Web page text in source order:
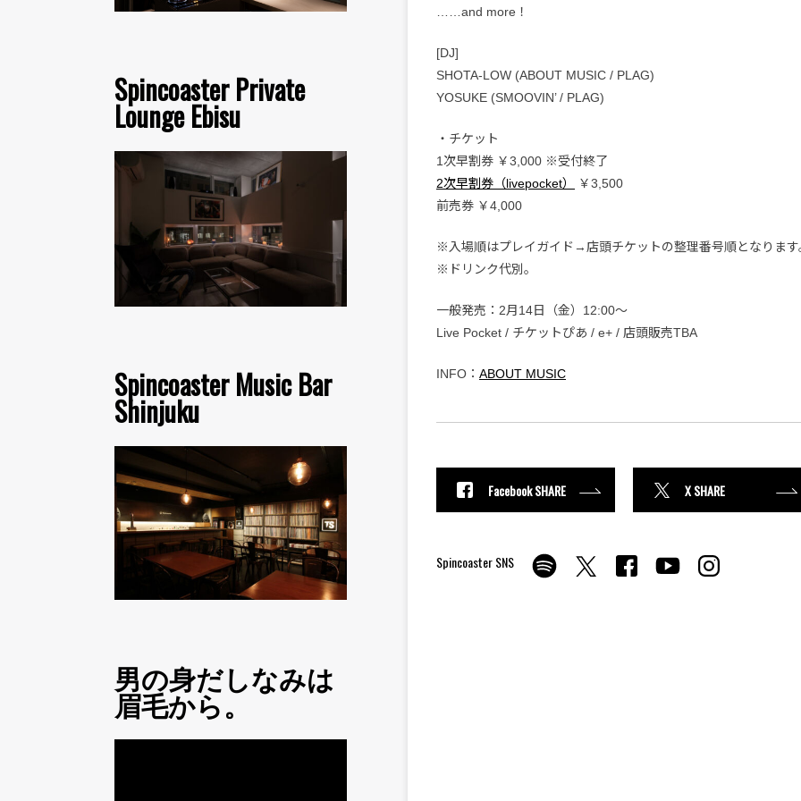
Spincoaster Private
Lounge Ebisu
Spincoaster Music Bar
Shinjuku
男の身だしなみは
眉毛から。
……and more！
[DJ]
SHOTA-LOW (ABOUT MUSIC / PLAG)
YOSUKE (SMOOVIN’ / PLAG)
・チケット
1次早割券 ￥3,000 ※受付終了
2次早割券（livepocket）
￥3,500
前売券 ￥4,000
※入場順はプレイガイド→店頭チケットの整理番号順となります
※ドリンク代別。
一般発売：2月14日（金）12:00〜
Live Pocket / チケットぴあ / e+ / 店頭販売TBA
INFO： ABOUT MUSIC
Facebook SHARE X SHARE
Spincoaster SNS